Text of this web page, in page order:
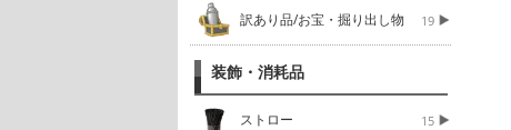
訳あり品/お宝・掘り出し物 19
装飾・消耗品
ストロー 15